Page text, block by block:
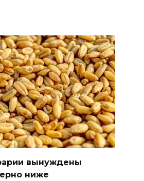
вынуждены
ниже